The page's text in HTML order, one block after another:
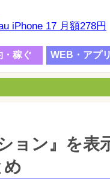
iPhone 17 月額278円
・稼ぐ WEB・アプリ
ョン』を表
め